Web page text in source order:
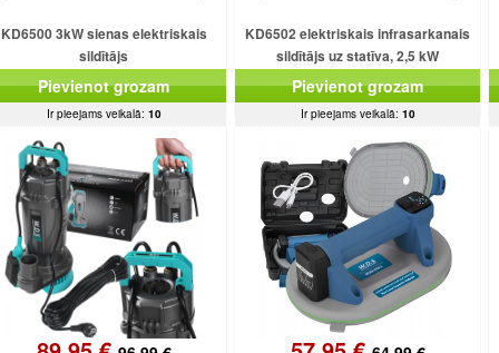
KD6500 3kW sienas elektriskais
sildītājs
Pievienot grozam
Ir pieejams veikalā: 10
KD6502 elektriskais infrasarkanais
sildītājs uz statīva, 2,5 kW
Pievienot grozam
Ir pieejams veikalā: 10